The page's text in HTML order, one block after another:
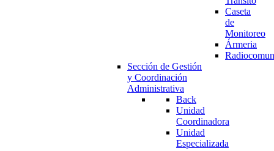
Caseta
de
Monitoreo
Ármeria
Sección de Gestión
y Coordinación
Administrativa
Back
Unidad
Coordinadora
Unidad
Especializada